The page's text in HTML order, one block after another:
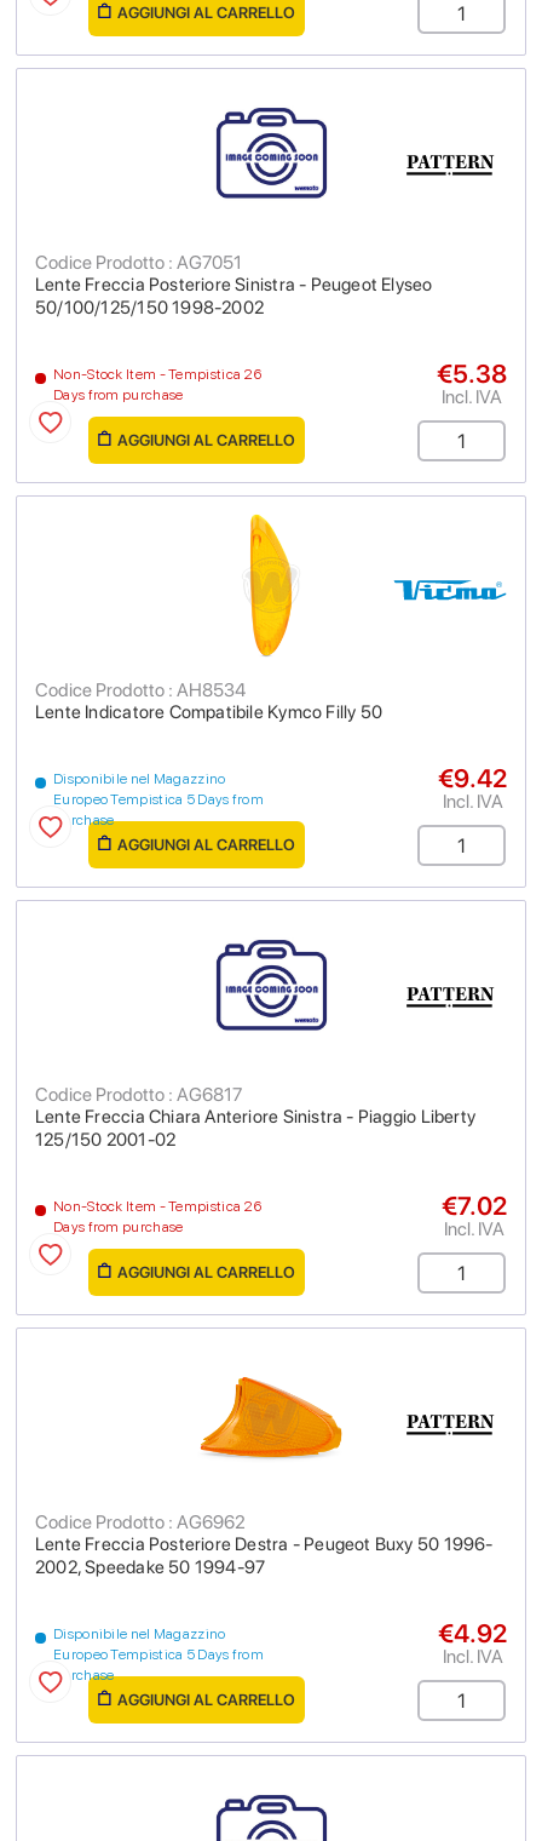
AGGIUNGI AL CARRELLO
Lente Freccia Posteriore Sinistra - Peugeot Elyseo
50/100/125/150 1998-2002
Codice Prodotto : AG7051
Non-Stock Item - Tempistica 26
Days from purchase
€5.38
Incl. IVA
AGGIUNGI AL CARRELLO
Lente Indicatore Compatibile Kymco Filly 50
Codice Prodotto : AH8534
Disponibile nel Magazzino
Europeo Tempistica 5 Days from
purchase
€9.42
Incl. IVA
AGGIUNGI AL CARRELLO
Lente Freccia Chiara Anteriore Sinistra - Piaggio Liberty
125/150 2001-02
Codice Prodotto : AG6817
Non-Stock Item - Tempistica 26
Days from purchase
€7.02
Incl. IVA
AGGIUNGI AL CARRELLO
Lente Freccia Posteriore Destra - Peugeot Buxy 50 1996-
2002, Speedake 50 1994-97
Codice Prodotto : AG6962
Disponibile nel Magazzino
Europeo Tempistica 5 Days from
purchase
€4.92
Incl. IVA
AGGIUNGI AL CARRELLO